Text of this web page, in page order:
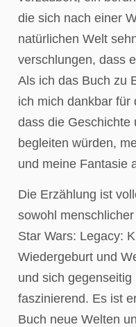
die sich nach einer
natürlichen Welt
verschlungen, dass
Als ich das Buch zu
ich mich dankbar für
dass die Geschichte
begleiten würden,
und meine Fantasie
Die Erzählung ist
sowohl
Star Wars: Legacy:
Wiedergeburt und
und sich
faszinierend. Es ist
Buch neue Welten